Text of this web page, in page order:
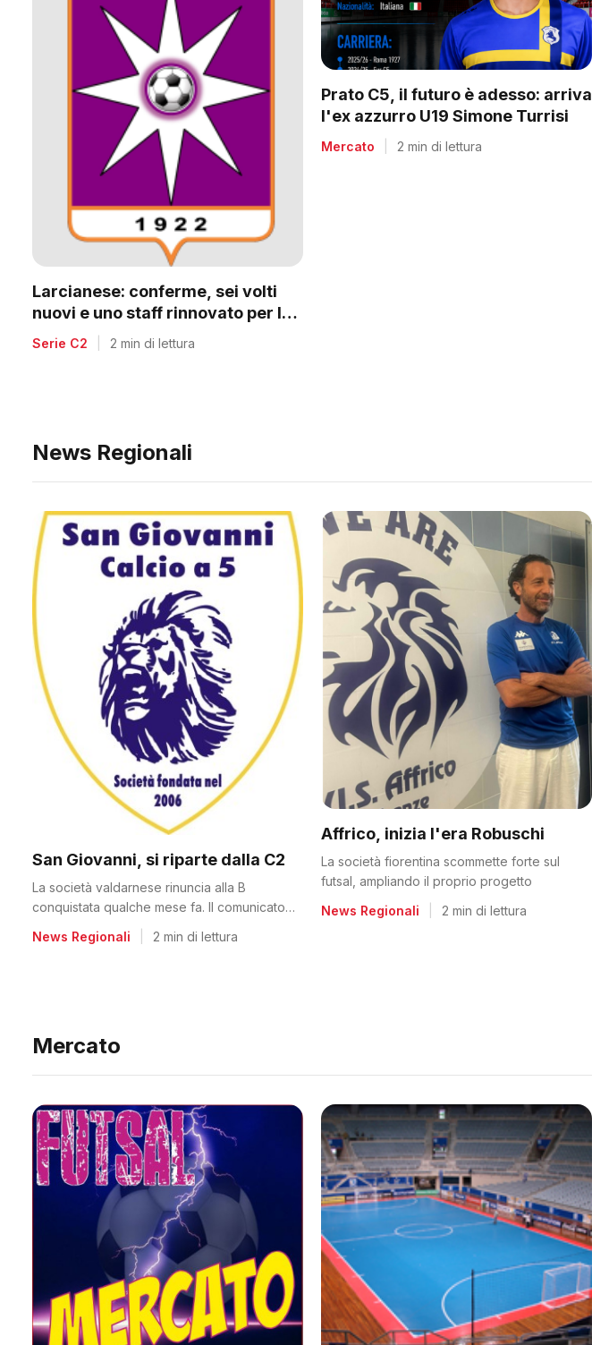
Larcianese: conferme, sei volti
nuovi e uno staff rinnovato per la
C2
Serie C2 2 min di lettura
Prato C5, il futuro è adesso: arriva
l'ex azzurro U19 Simone Turrisi
Mercato 2 min di lettura
News Regionali
San Giovanni, si riparte dalla C2
La società valdarnese rinuncia alla B
conquistata qualche mese fa. Il comunicato
News Regionali 2 min di lettura
Affrico, inizia l'era Robuschi
La società fiorentina scommette forte sul
futsal, ampliando il proprio progetto
News Regionali
2 min di lettura
Mercato